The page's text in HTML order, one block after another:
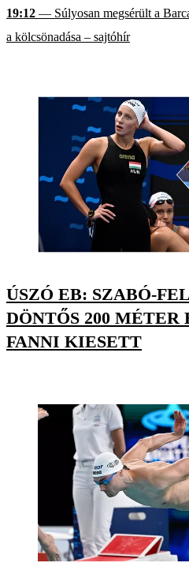
19:12 — Súlyosan megsérült a
a kölcsönadása – sajtóhír
ÚSZÓ EB: SZABÓ-
DÖNTŐS 200
FANNI KIESETT